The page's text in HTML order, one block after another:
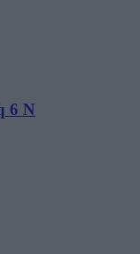
6 N